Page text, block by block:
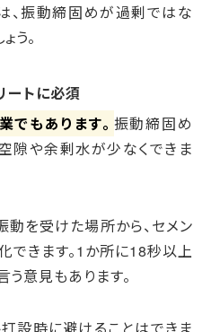
、振動締固めが過剰ではな
う。
トに必須
もあります。 振動締固め
隙や余剰水が少なくできま
動を受けた場所から、セメン
できます。1か所に18秒以上
意見もあります。